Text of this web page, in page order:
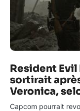
Resident Evil
sortirait
Veronica,
Capcom pourrait